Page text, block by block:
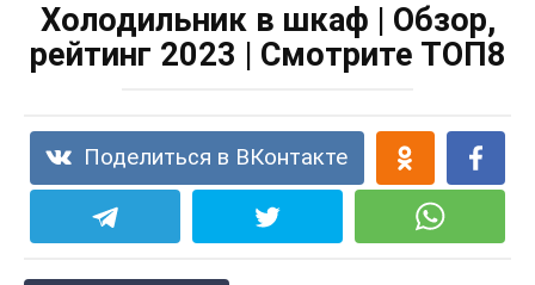
Холодильник в шкаф | Обзор,
рейтинг 2023 | Смотрите ТОП8
Поделиться в ВКонтакте